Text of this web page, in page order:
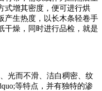
式增其密度，便可进行烘
产生热度，以长木条轻卷手
干燥，同时进行品检，就是
而不滑、洁白稠密、纹
等特点，并有独特的渗